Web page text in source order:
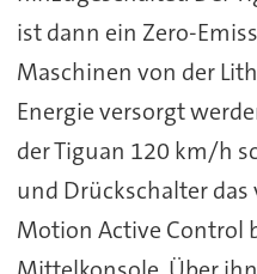
ist dann ein Zero-
Maschinen von der
Energie versorgt
der Tiguan 120 km/h
und Drückschalter
Motion Active Control